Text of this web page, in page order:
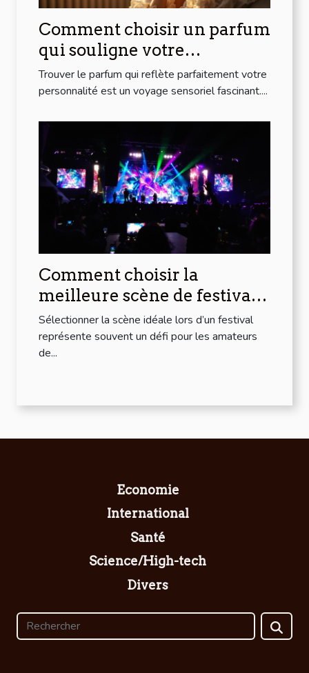
Comment choisir un parfum
qui souligne votre
personnalité?
Trouver le parfum qui reflète parfaitement votre
personnalité est un voyage sensoriel fascinant....
Comment choisir la
meilleure scène de festival
pour votre style musical ?
Sélectionner la scène idéale lors d’un festival
représente souvent un défi pour les amateurs
de...
Economie
International
Santé
Science/High-tech
Divers